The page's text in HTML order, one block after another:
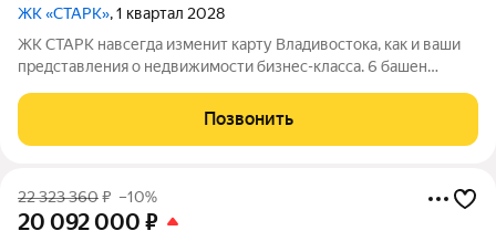
ЖК «СТАРК», 1 квартал 2028
ЖК СТАРК навсегда изменит карту Владивостока, как и ваши
представления о недвижимости бизнес-класса. 6 башен
исторически значимом районе Второй речки. Вас ждёт
бескомпромиссный комфорт с индивидуально
Позвонить
22 323 360₽ –10%
20 092 000 ₽